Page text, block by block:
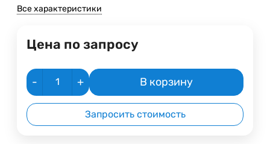
Все характеристики
Цена по запросу
- + В корзину
Запросить стоимость